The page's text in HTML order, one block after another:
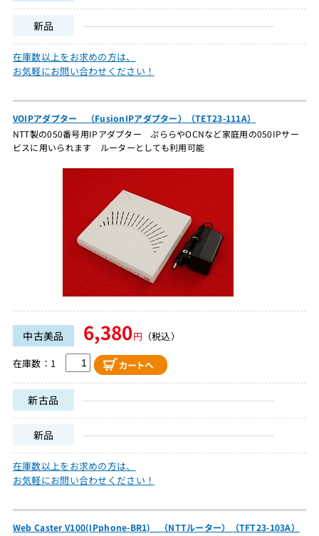
新品
在庫数以上をお求めの方は、
お気軽にお問い合わせください！
VOIPアダプター （FusionIPアダプター）（TET23-111A）
NTT製の050番号用IPアダプター ぷららやOCNなど家庭用の050IPサー
ビスに用いられます ルーターとしても利用可能
中古美品 6,380円 （税込）
在庫数：1
新古品
新品
在庫数以上をお求めの方は、
お気軽にお問い合わせください！
Web Caster V100(IPphone-BR1) （NTTルーター）（TFT23-103A）